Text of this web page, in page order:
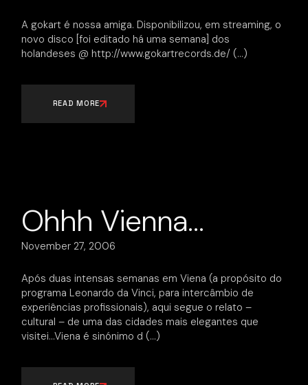
A gokart é nossa amiga. Disponibilizou, em streaming, o
novo disco [foi editado há uma semana] dos
holandeses @ http://www.gokartrecords.de/
READ MORE
Ohhh Vienna…
November 27, 2006
Após duas intensas semanas em Viena (a propósito do
programa Leonardo da Vinci, para intercâmbio de
experiências profissionais), aqui segue o relato –
cultural – de uma das cidades mais elegantes que
visitei…Viena é sinónimo d